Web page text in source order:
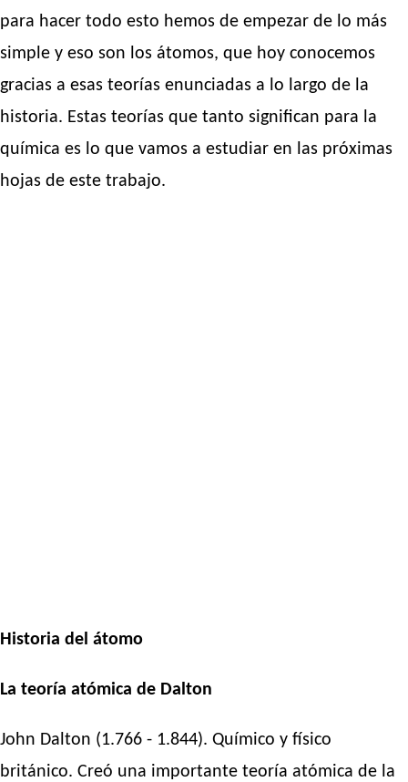
para hacer todo esto hemos de empezar de lo más
simple y eso son los átomos, que hoy conocemos
gracias a esas teorías enunciadas a lo largo de la
historia. Estas teorías que tanto significan para la
química es lo que vamos a estudiar en las próximas
hojas de este trabajo.
Historia del átomo
La teoría atómica de Dalton
John Dalton (1.766 - 1.844). Químico y físico
británico. Creó una importante teoría atómica de la